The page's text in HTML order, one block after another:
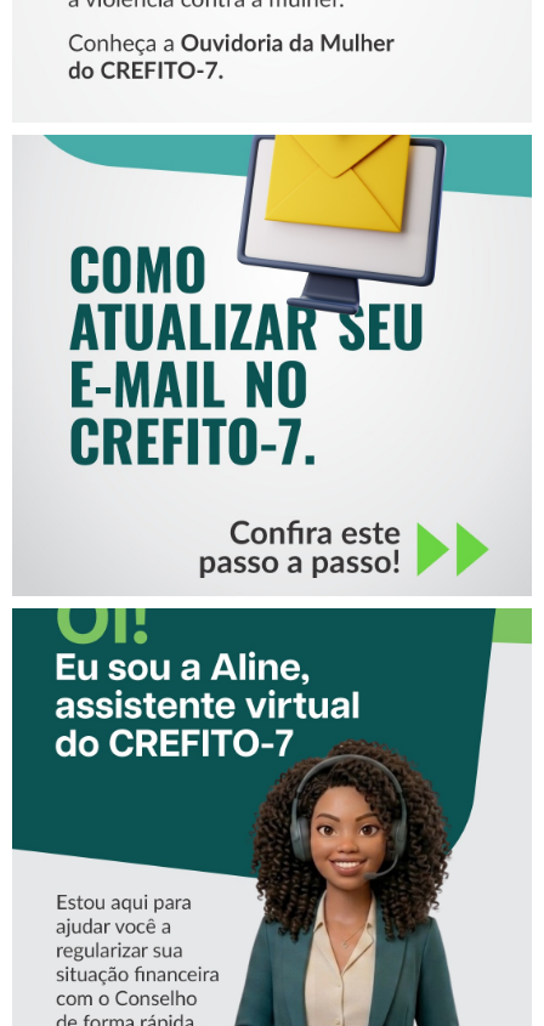
COMO ATUALIZAR SEU E-
MAIL NO CREFITO-7
CONHEÇA A ‘ALINE’,
ASSISTENTE VIRTUAL DO
CREFITO-7